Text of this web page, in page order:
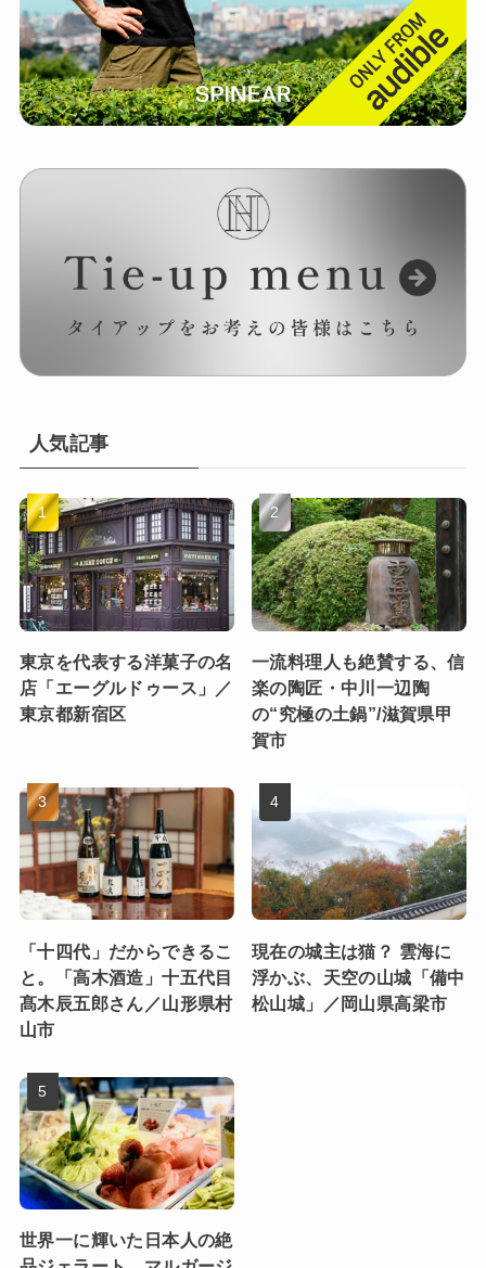
人気記事
東京を代表する洋菓子の名
店「エーグルドゥース」／
東京都新宿区
一流料理人も絶賛する、信
楽の陶匠・中川一辺陶
の“究極の土鍋”/滋賀県甲
賀市
「十四代」だからできるこ
と。「高木酒造」十五代目
髙木辰五郎さん／山形県村
山市
現在の城主は猫？ 雲海に
浮かぶ、天空の山城「備中
松山城」／岡山県高梁市
世界一に輝いた日本人の絶